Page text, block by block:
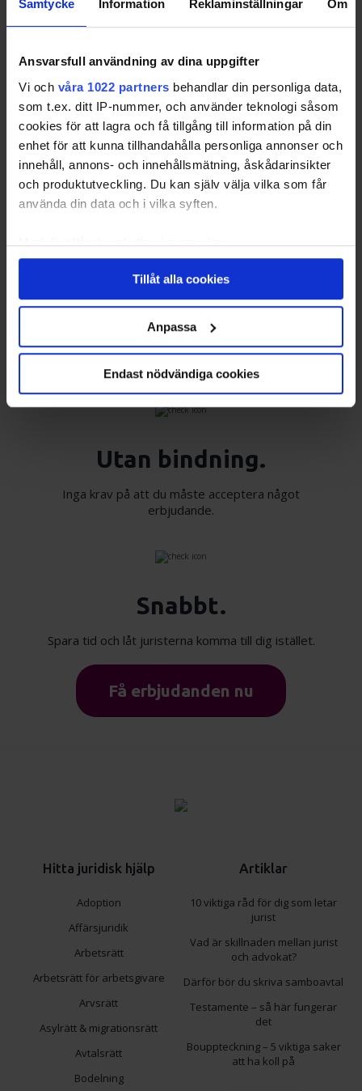
Samtycke Information Reklaminställningar Om
Ansvarsfull användning av dina uppgifter
Vi och våra 1022 partners behandlar din personliga data,
som t.ex. ditt IP-nummer, och använder teknologi såsom
cookies för att lagra och få tillgång till information på din
enhet för att kunna tillhandahålla personliga annonser och
innehåll, annons- och innehållsmätning, åskådarinsikter
och produktutveckling. Du kan själv välja vilka som får
använda din data och i vilka syften.
Med din tillåtelse skulle vi även vilja:
som kan ha en noggrannhet på upp till flera meter
Identifiera din enhet genom att aktivt skanna den
för specifika kännetecken (fingeravtryck)
Ta reda på mer om hur dina personliga uppgifter
Du kan ändra eller dra tillbaka ditt samtycke när som
helst från cookie-förklaringen.
och annonserna till användarna, tillhandahålla funktioner
vidarebefordrar även sådana identifierare och annan
information från din enhet till de sociala medier och
Dessa kan i sin tur kombinera informationen med annan
samlat in när du har använt deras tjänster.
Tillåt alla cookies
Anpassa
Endast nödvändiga cookies
Välj den bästa för dig
Jämför upp till tre erbjudanden från jurister som
har tid och vilja att hjälpa dig. Sedan kan du välja
den du tycker är bäst.
Jämför jurister nu
Enkelt.
Utan bindning.
Inga krav på att du måste acceptera något
erbjudande.
Snabbt.
Spara tid och låt juristerna komma till dig istället.
Få erbjudanden nu
Hitta juridisk hjälp
Adoption
Affärsjuridik
Arbetsrätt
Arbetsrätt för arbetsgivare
Arvsrätt
Asylrätt & migrationsrätt
Avtalsrätt
Bodelning
Artiklar
10 viktiga råd för dig som letar
jurist
Vad är skillnaden mellan jurist
och advokat?
Därför bör du skriva samboavtal
Testamente – så här fungerar
det
Bouppteckning – 5 viktiga saker
att ha koll på